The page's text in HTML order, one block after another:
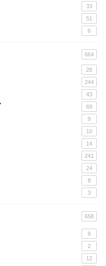
33
51
6
664
28
244
43
69
9
10
14
241
24
8
3
658
9
2
12